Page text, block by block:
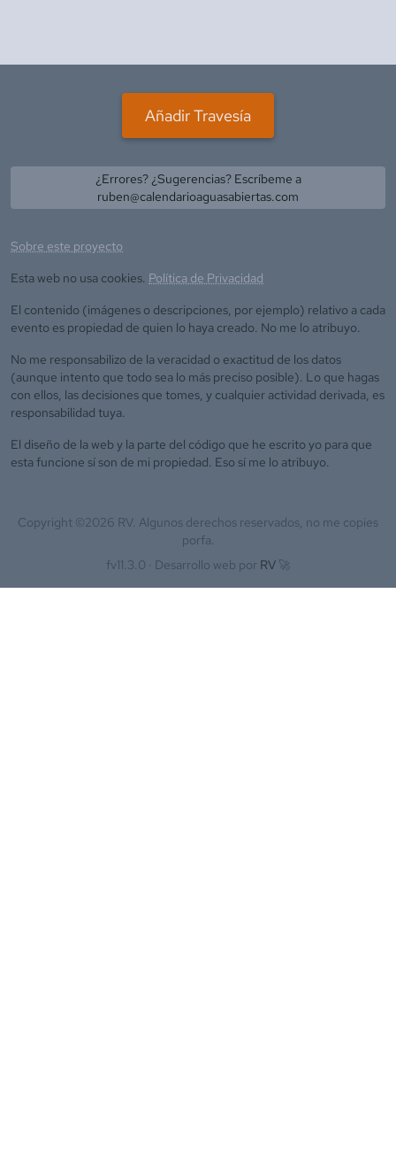
Añadir Travesía
¿Errores? ¿Sugerencias? Escríbeme a
ruben@calendarioaguasabiertas.com
Sobre este proyecto
Esta web no usa cookies. Política de Privacidad
El contenido (imágenes o descripciones, por ejemplo) relativo a cada
evento es propiedad de quien lo haya creado. No me lo atribuyo.
No me responsabilizo de la veracidad o exactitud de los datos
(aunque intento que todo sea lo más preciso posible). Lo que hagas
con ellos, las decisiones que tomes, y cualquier actividad derivada, es
responsabilidad tuya.
El diseño de la web y la parte del código que he escrito yo para que
esta funcione sí son de mi propiedad. Eso sí me lo atribuyo.
Copyright ©2026 RV. Algunos derechos reservados, no me copies
porfa.
fv11.3.0 · Desarrollo web por RV 🚀